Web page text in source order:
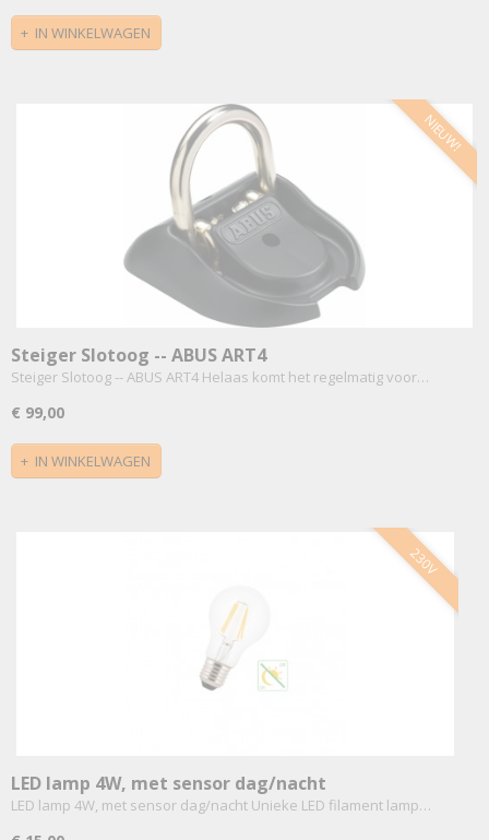
IN WINKELWAGEN
NIEUW!
Steiger Slotoog -- ABUS ART4
Steiger Slotoog -- ABUS ART4 Helaas komt het regelmatig voor…
€ 99,00
IN WINKELWAGEN
230V
LED lamp 4W, met sensor dag/nacht
LED lamp 4W, met sensor dag/nacht Unieke LED filament lamp…